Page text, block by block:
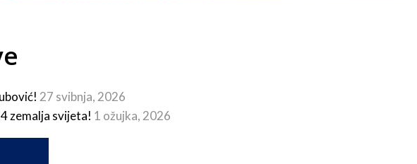
27 svibnja, 2026
zemalja svijeta! 1 ožujka, 2026